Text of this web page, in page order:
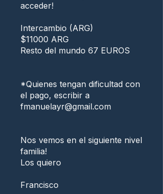
acceder!
Intercambio (ARG)
$11000 ARG
Resto del mundo 67 EUROS
*Quienes tengan dificultad con
el pago, escribir a
fmanuelayr@gmail.com
Nos vemos en el siguiente nivel
familia!
Los quiero